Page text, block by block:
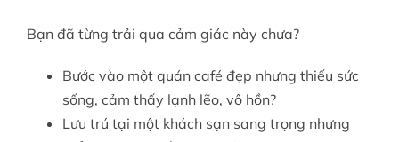
Bạn đã từng trải qua cảm giác này chưa?
Bước vào một quán café đẹp nhưng thiếu sức
sống, cảm thấy lạnh lẽo, vô hồn?
Lưu trú tại một khách sạn sang trọng nhưng